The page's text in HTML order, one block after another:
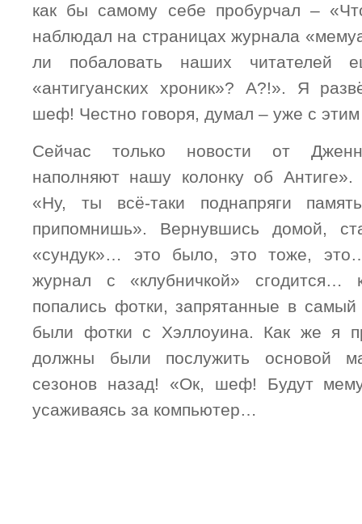
как бы самому себе пробурчал –
наблюдал на страницах журнала
ли побаловать наших читателей
«антигуанских хроник»? А?!». Я
шеф! Честно говоря, думал – уже с этим
Сейчас только новости от
наполняют нашу колонку об Антиге».
«Ну, ты всё-таки поднапряги
припомнишь». Вернувшись домой,
«сундук»… это было, это тоже,
журнал с «клубничкой» сгодится…
попались фотки, запрятанные в
были фотки с Хэллоуина. Как же я
должны были послужить основой
сезонов назад! «Ок, шеф! Будут
усаживаясь за компьютер…